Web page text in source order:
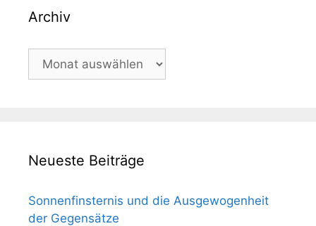
Archiv
Archiv
Neueste Beiträge
Sonnenfinsternis und die Ausgewogenheit
der Gegensätze